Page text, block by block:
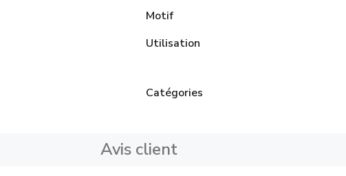
Motif
Utilisation
Catégories
Avis client